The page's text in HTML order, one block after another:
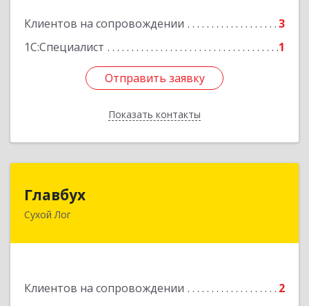
Клиентов на сопровождении
3
1С:Специалист
1
Отправить заявку
Показать контакты
Отправить заявку
Назад
Главбух
Сухой Лог
Клиентов на сопровождении 2